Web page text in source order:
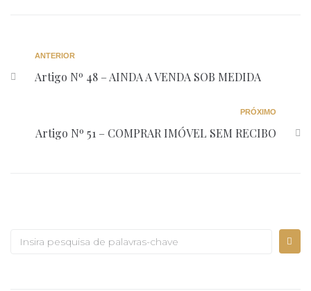
ANTERIOR
Artigo Nº 48 – AINDA A VENDA SOB MEDIDA
PRÓXIMO
Artigo Nº 51 – COMPRAR IMÓVEL SEM RECIBO